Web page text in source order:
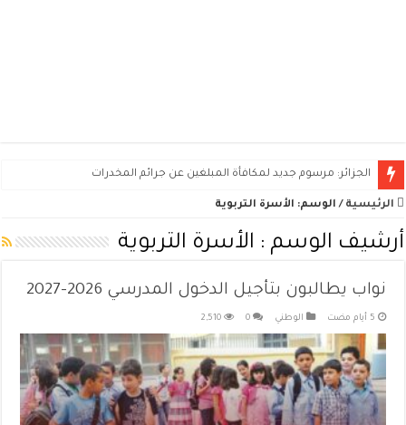
الجزائر: مرسوم جديد لمكافأة المبلغين عن جرائم المخدرات
الرئيسية / الوسم: الأسرة التربوية
أرشيف الوسم : الأسرة التربوية
نواب يطالبون بتأجيل الدخول المدرسي 2026-2027
الوطني 0
2,510